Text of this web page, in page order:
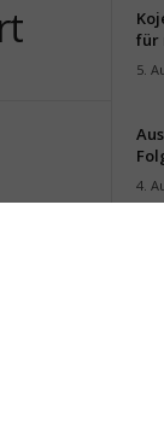
für
5.
4.
3.
31.